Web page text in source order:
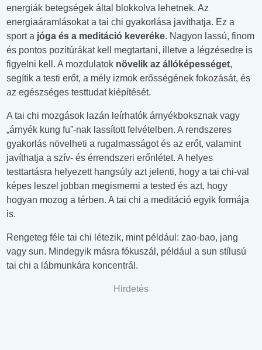
energiák betegségek által blokkolva lehetnek. Az
energiaáramlásokat a tai chi gyakorlása javíthatja. Ez a
sport a jóga és a meditáció keveréke. Nagyon lassú, finom
és pontos pozitúrákat kell megtartani, illetve a légzésedre is
figyelni kell. A mozdulatok növelik az állóképességet,
segítik a testi erőt, a mély izmok erősségének fokozását, és
az egészséges testtudat kiépítését.
A tai chi mozgások lazán leírhatók árnyékboksznak vagy
„árnyék kung fu”-nak lassított felvételben. A rendszeres
gyakorlás növelheti a rugalmasságot és az erőt, valamint
javíthatja a szív- és érrendszeri erőnlétet. A helyes
testtartásra helyezett hangsúly azt jelenti, hogy a tai chi-val
képes leszel jobban megismerni a tested és azt, hogy
hogyan mozog a térben. A tai chi a meditáció egyik formája
is.
Rengeteg féle tai chi létezik, mint például: zao-bao, jang
vagy sun. Mindegyik másra fókuszál, például a sun stílusú
tai chi a lábmunkára koncentrál.
Hirdetés